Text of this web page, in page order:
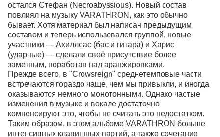
остался Стефан (Necroabyssious). Новый состав
повлиял на музыку VARATHRON, как это обычно
бывает. Хотя материал был написан предыдущим
составом и теперь использовался группой, новые
участники — Ахиллеас (бас и гитара) и Харис
(ударные) — сделали своё присутствие более
заметным, поработав над аранжировками.
Прежде всего, в "Crowsreign" среднетемповые части
встречаются гораздо чаще, чем мы привыкли, и иногда
оказываются немного монотонными. Однако частые
изменения в музыке и вокале достаточно
компенсируют это, чтобы не считать это недостатком.
Таким образом, в этом альбоме VARATHRON больше
интенсивных клавишных партий, а также сочетание